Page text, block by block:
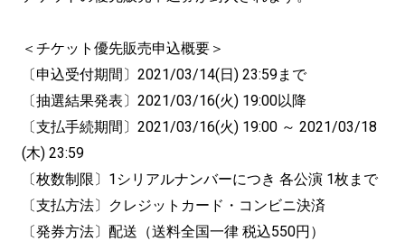
＜チケット優先販売申込概要＞
〔申込受付期間〕2021/03/14(日) 23:59まで
〔抽選結果発表〕2021/03/16(火) 19:00以降
〔支払手続期間〕2021/03/16(火) 19:00 ～ 2021/03/18
(木) 23:59
〔枚数制限〕1シリアルナンバーにつき 各公演 1枚まで
〔支払方法〕クレジットカード・コンビニ決済
〔発券方法〕配送（送料全国一律 税込550円）